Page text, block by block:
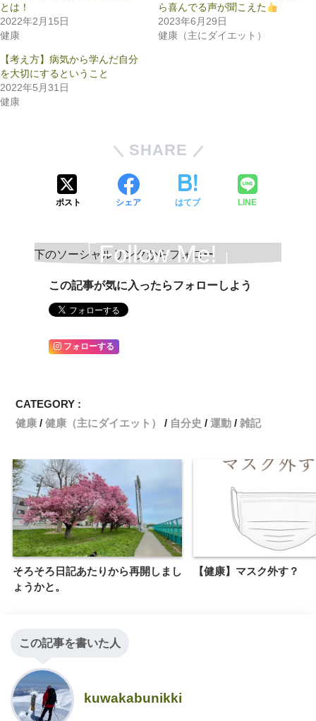
とは！
2022年2月15日
健康
ら喜んでる声が聞こえた
2023年6月29日
健康（主にダイエット）
【考え方】病気から学んだ自分
を大切にするということ
2022年5月31日
健康
SHARE
ポスト シェア はてブ LINE
「Follow Me!」
この記事が気に入ったらフォローしよう
フォローする
CATEGORY :
健康
健康（主にダイエット） 自分史 運動 雑記
そろそろ日記あたりから再開しまし
ょうかと。
【健康】マスク外す？
この記事を書いた人
kuwakabunikki